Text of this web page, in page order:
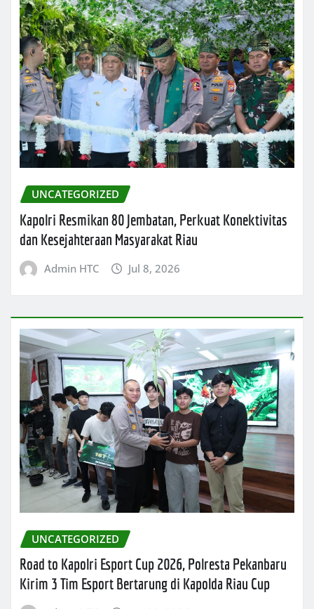
UNCATEGORIZED
Kapolri Resmikan 80 Jembatan, Perkuat Konektivitas
dan Kesejahteraan Masyarakat Riau
Admin HTC Jul 8, 2026
UNCATEGORIZED
Road to Kapolri Esport Cup 2026, Polresta Pekanbaru
Kirim 3 Tim Esport Bertarung di Kapolda Riau Cup